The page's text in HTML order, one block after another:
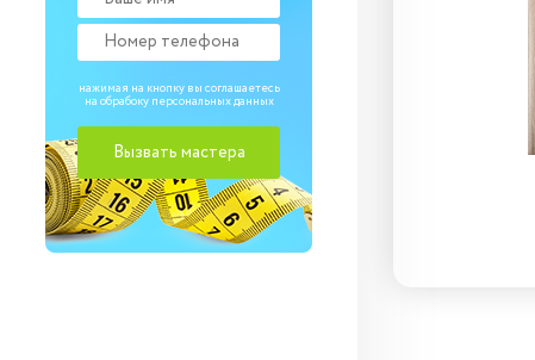
нажимая на кнопку вы соглашаетесь
на обрабоку персональных данных
5 970 ₽